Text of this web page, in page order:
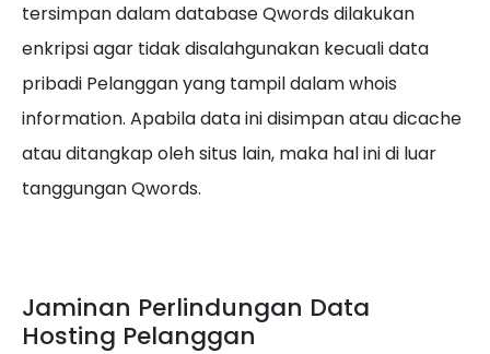
tersimpan dalam database Qwords dilakukan
enkripsi agar tidak disalahgunakan kecuali data
pribadi Pelanggan yang tampil dalam whois
information. Apabila data ini disimpan atau dicache
atau ditangkap oleh situs lain, maka hal ini di luar
tanggungan Qwords.
Jaminan Perlindungan Data
Hosting Pelanggan